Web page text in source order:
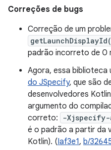
Correções de bugs
Correção de um
padrão incorreto de 0
Agora, essa biblioteca
do JSpecify, que são
desenvolvedores
argumento do
correto:
-
é o padrão a partir da
Kotlin). (Iaf3e1, b/